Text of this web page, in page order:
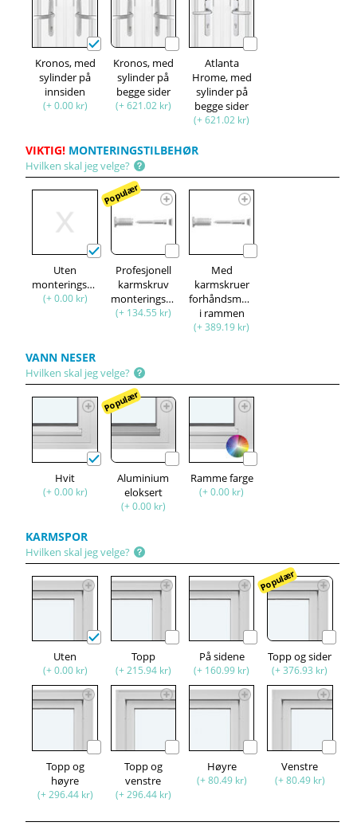
Kronos, med
sylinder på
innsiden
(+ 0.00 kr)
Kronos, med
sylinder på
begge sider
(+ 621.02 kr)
Atlanta
Hrome, med
sylinder på
begge sider
(+ 621.02 kr)
VIKTIG! MONTERINGSTILBEHØR
Hvilken skal jeg velge?
Uten
monteringssett
(+ 0.00 kr)
Populær
Profesjonell
karmskruv
monteringssett
(+ 134.55 kr)
Med
karmskruer
forhåndsmontert
i rammen
(+ 389.19 kr)
VANN NESER
Hvilken skal jeg velge?
Hvit
(+ 0.00 kr)
Populær
Aluminium
eloksert
(+ 0.00 kr)
Ramme farge
(+ 0.00 kr)
KARMSPOR
Hvilken skal jeg velge?
Uten
(+ 0.00 kr)
Topp
(+ 215.94 kr)
På sidene
(+ 160.99 kr)
Populær
Topp og sider
(+ 376.93 kr)
Topp og
høyre
(+ 296.44 kr)
Topp og
venstre
(+ 296.44 kr)
Høyre
(+ 80.49 kr)
Venstre
(+ 80.49 kr)